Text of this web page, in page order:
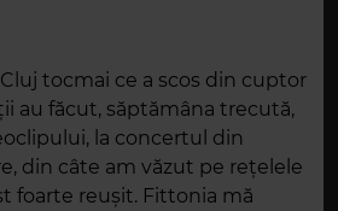
tocmai ce a scos din cuptor
au făcut, săptămâna trecută,
la concertul din
din câte am văzut pe rețelele
foarte reușit. Fittonia mă